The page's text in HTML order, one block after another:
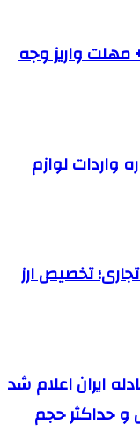
+ مهلت واریز وجه
واردات لوازم
تخصیص ارز
ایران اعلام شد
و حداکثر حجم